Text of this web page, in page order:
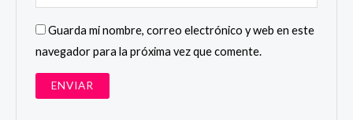
Guarda mi nombre, correo electrónico y web en este
navegador para la próxima vez que comente.